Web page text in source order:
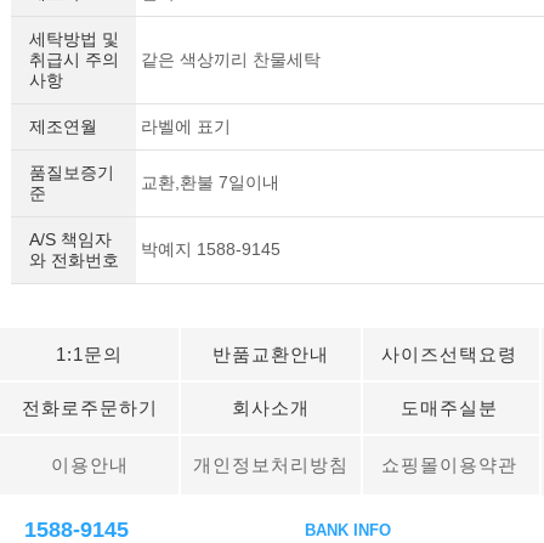
세탁방법 및
취급시 주의
사항
같은 색상끼리 찬물세탁
제조연월 라벨에 표기
품질보증기
준
교환,환불 7일이내
A/S 책임자
와 전화번호
박예지 1588-9145
1:1문의 반품교환안내 사이즈선택요령
전화로주문하기 회사소개 도매주실분
이용안내 개인정보처리방침 쇼핑몰이용약관
1588-9145 BANK INFO